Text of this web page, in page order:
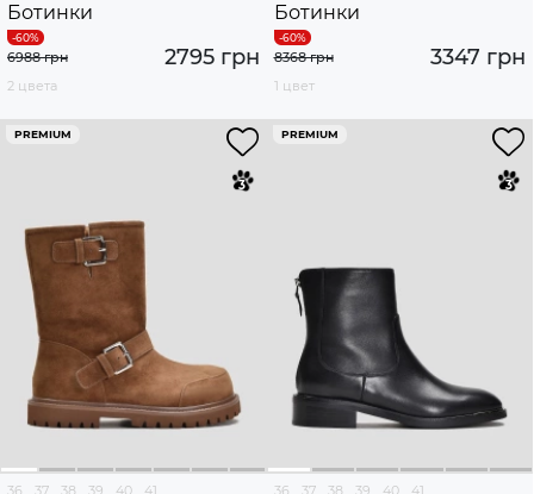
Ботинки
2795 грн
6988 грн
2 цвета
Ботинки
3347 грн
8368 грн
1 цвет
PREMIUM PREMIUM